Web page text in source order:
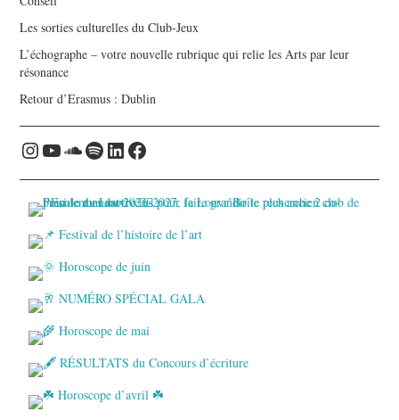
Les sorties culturelles du Club-Jeux
L’échographe – votre nouvelle rubrique qui relie les Arts par leur
résonance
Retour d’Erasmus : Dublin
Instagram
YouTube
Soundcloud
Spotify
LinkedIn
Facebook